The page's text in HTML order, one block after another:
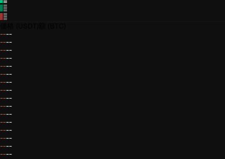
----
----
----
----
----
----
----
----
----
----
----
----
----
----
----
----